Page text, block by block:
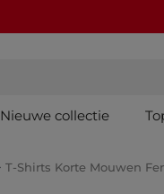
Nieuwe collectie
T-Shirts Korte Mouwen